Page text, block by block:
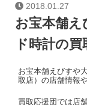
2018.01.27
お宝本舗え
ド時計の買
お宝本舗えびすや
取店）の店舗情報
買取応援団では店